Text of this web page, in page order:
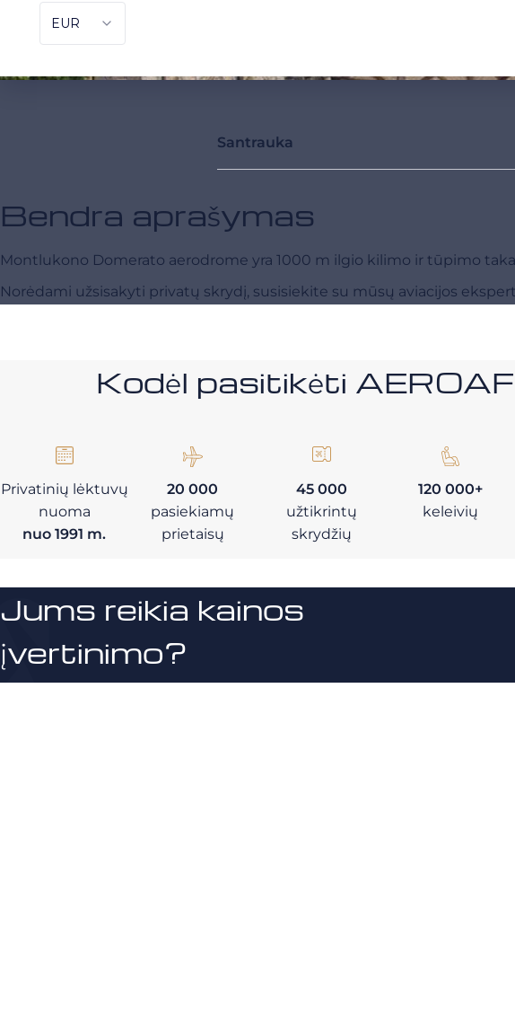
Santrauka
Bendra aprašymas
Montlukono Domerato aerodrome yra 1000 m ilgio kilimo ir tūpimo
Norėdami užsisakyti privatų skrydį, susisiekite su mūsų aviacijos
Kodėl pasitikėti
Privatinių lėktuvų
nuoma
nuo 1991 m.
20 000
pasiekiamų
prietaisų
45 000
užtikrintų
skrydžių
120 000+
keleivių
Jums reikia kainos
įvertinimo?